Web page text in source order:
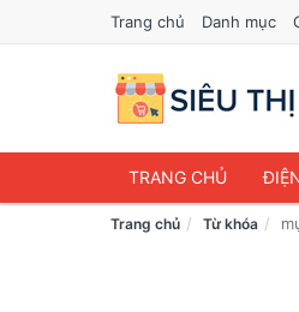
Trang chủ Danh mục
TRANG CHỦ
Trang chủ Từ khóa